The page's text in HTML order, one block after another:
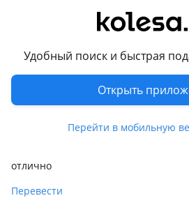
Удобный поиск и быстрая
Открыть
Перейти в мобильную
Руль
Растаможен в Казахстане
Комментарий продавца
отлично
Перевести